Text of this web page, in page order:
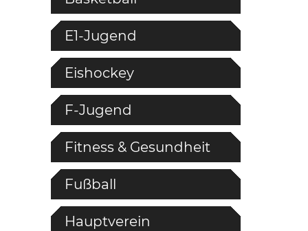
E1-Jugend
Eishockey
F-Jugend
Fitness & Gesundheit
Fußball
Hauptverein